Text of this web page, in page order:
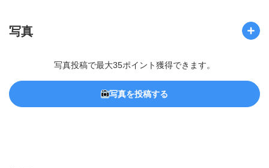
写真
写真投稿で最大35ポイント獲得できます。
写真を投稿する